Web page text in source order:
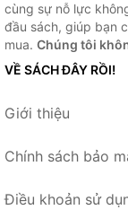
cùng sự nỗ lực
đầu sách, giúp bạn
mua. Chúng tôi
VỀ SÁCH ĐÂY RỒI!
Giới thiệu
Chính sách bảo
Điều khoản sử